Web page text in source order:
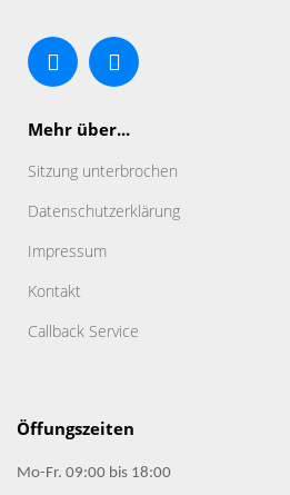
Mehr über...
Sitzung unterbrochen
Datenschutz­erklärung
Impressum
Kontakt
Callback Service
Öffungszeiten
Mo-Fr. 09:00 bis 18:00